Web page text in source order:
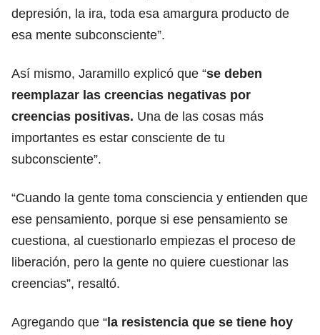
depresión, la ira, toda esa amargura producto de
esa mente subconsciente”.
Así mismo, Jaramillo explicó que “se deben
reemplazar las creencias negativas por
creencias positivas. Una de las cosas más
importantes es estar consciente de tu
subconsciente”.
“Cuando la gente toma consciencia y entienden que
ese pensamiento, porque si ese pensamiento se
cuestiona, al cuestionarlo empiezas el proceso de
liberación, pero la gente no quiere cuestionar las
creencias”, resaltó.
Agregando que “la resistencia que se tiene hoy